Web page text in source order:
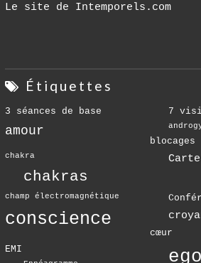
Le site de Intemporels.com
Étiquettes
3 séances de base 7
amour
blocages
chakra
chakras
champ électromagnétique
conscience
cœur
ego
EMI